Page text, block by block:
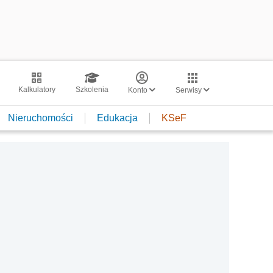
Kalkulatory Szkolenia Konto Serwisy
Nieruchomości Edukacja KSeF